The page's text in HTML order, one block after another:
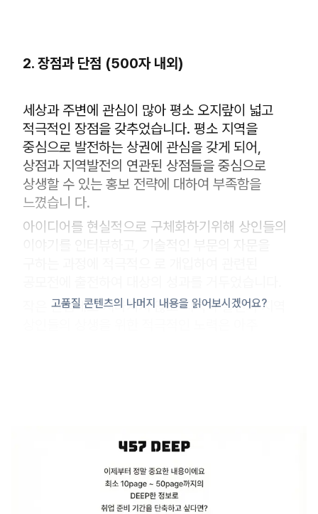
2. 장점과 단점 (500자 내외)
세상과 주변에 관심이 많아 평소 오지랖이 넓고
적극적인 장점을 갖추었습니다. 평소 지역을
중심으로 발전하는 상권에 관심을 갖게 되어,
상점과 지역발전의 연관된 상점들을 중심으로
상생할 수 있는 홍보 전략에 대하여 부족함을
느꼈습니 다.
아이디어를 현실적으로 구체화하기위해 상인들의
이야기를 인터뷰하고, 기술적인 부문의 자문을
작은 관심에도 지나치지 않고 지역의 발전과 지역
고품질 콘텐츠의 나머지 내용을 읽어보시겠어요?